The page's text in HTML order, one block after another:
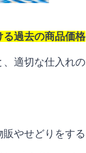
る過去の商品価格
、適切な仕入れの
やせどりをする